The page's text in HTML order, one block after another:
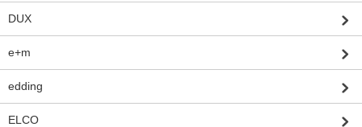
DUX
e+m
edding
ELCO